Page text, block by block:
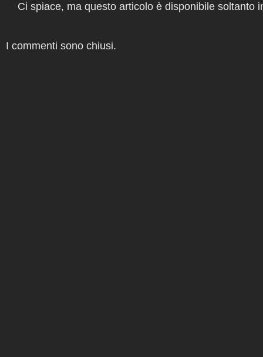
Ci spiace, ma questo articolo è disponibile soltanto
I commenti sono chiusi.